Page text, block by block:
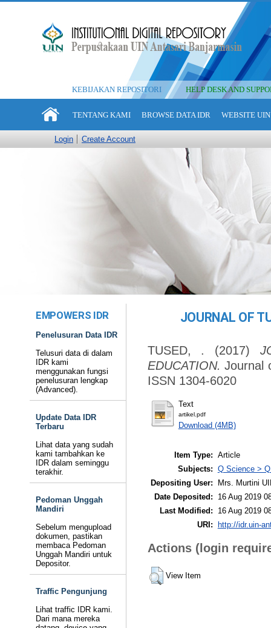
KEBIJAKAN REPOSITORI HELP DESK AND
TENTANG KAMI BROWSE DATA IDR WEBSITE
Login Create Account
EMPOWERS IDR
Penelusuran Data IDR
Telusuri data di dalam
IDR kami
menggunakan fungsi
penelusuran lengkap
(Advanced).
Update Data IDR
Terbaru
Lihat data yang sudah
kami tambahkan ke
IDR dalam seminggu
terakhir.
Pedoman Unggah
Mandiri
Sebelum mengupload
dokumen, pastikan
membaca Pedoman
Unggah Mandiri untuk
Depositor.
Traffic Pengunjung
Lihat traffic IDR kami.
Dari mana mereka
JOURNAL OF
TUSED, . (2017)
EDUCATION. Journal
ISSN 1304-6020
Text
artikel.pdf
Download (4MB)
Item Type: Article
Subjects: Q Science >
Depositing User:
Mrs. Murtini
Date Deposited:
16 Aug 2019
Last Modified:
16 Aug 2019
URI:
http://idr.uin-
Actions (login
View Item